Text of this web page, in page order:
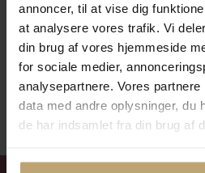
annoncer, til at vise dig
at analysere vores trafik. Vi
din brug af vores hjemmeside
for sociale medier,
analysepartnere. Vores
data med andre oplysninger, du
de har indsamlet fra din brug af
Betalingsmuligheder
Sikker Og Tryg E-Handel